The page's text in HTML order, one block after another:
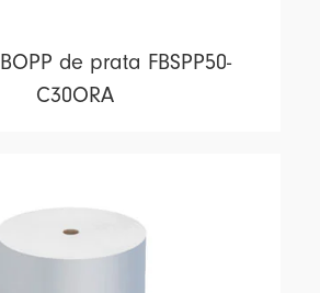
de prata FBSPP50-
C30ORA